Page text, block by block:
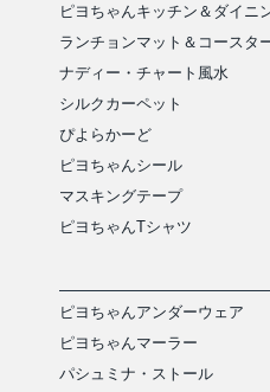
ピヨちゃんキッチン＆ダイニ
ランチョンマット＆コースタ
ナディー・チャート風水
シルクカーペット
ぴよらかーど
ピヨちゃんシール
マスキングテープ
ピヨちゃんTシャツ
ピヨちゃんアンダーウェア
ピヨちゃんマーラー
パシュミナ・ストール